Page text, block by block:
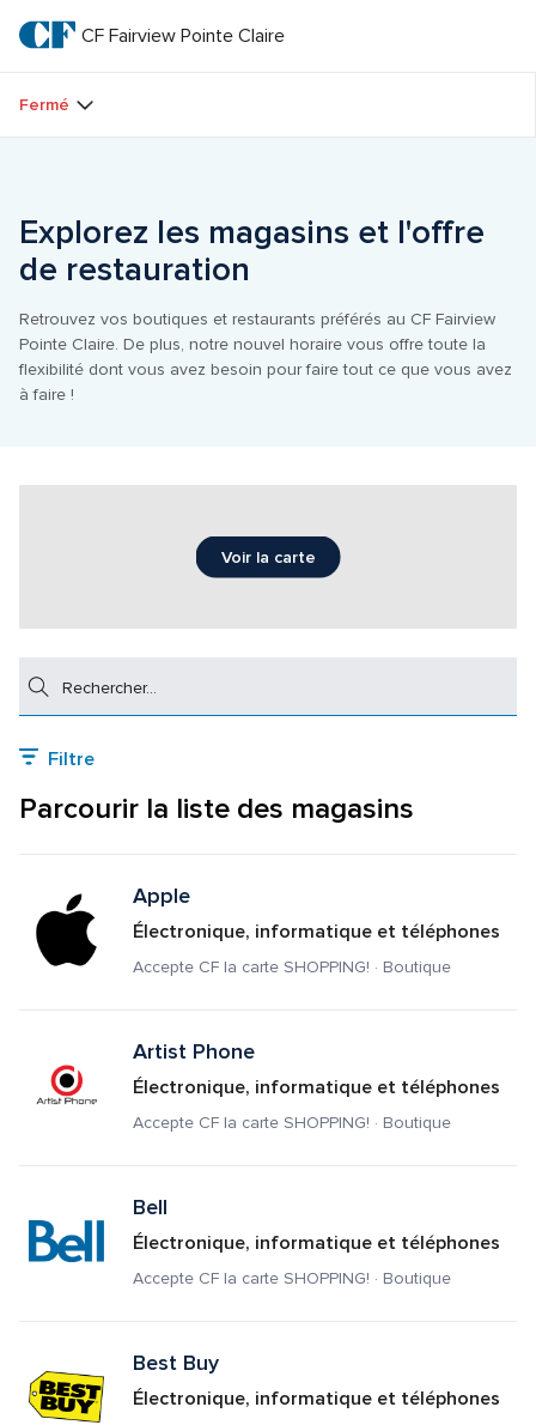
texte
principal
CF
Fairview
CF Fairview Pointe Claire
Fermé
Explorez les magasins et l'offre
de restauration
Retrouvez vos boutiques et restaurants préférés au CF Fairview
Pointe Claire. De plus, notre nouvel horaire vous offre toute la
flexibilité dont vous avez besoin pour faire tout ce que vous avez
à faire !
Voir la carte
Filtre
Parcourir la liste des magasins
Apple
Électronique, informatique et téléphones
Accepte CF la carte SHOPPING! · Boutique
Artist Phone
Électronique, informatique et téléphones
Accepte CF la carte SHOPPING! · Boutique
Bell
Électronique, informatique et téléphones
Accepte CF la carte SHOPPING! · Boutique
Best Buy
Électronique, informatique et téléphones